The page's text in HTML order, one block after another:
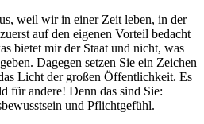
weil wir in einer Zeit leben, in der
auf den eigenen Vorteil bedacht
bietet mir der Staat und nicht, was
Dagegen setzen Sie ein Zeichen
Licht der großen Öffentlichkeit. Es
für andere! Denn das sind Sie:
und Pflichtgefühl.